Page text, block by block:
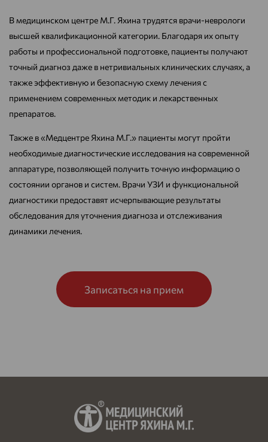
В медицинском центре М.Г. Яхина трудятся врачи-неврологи
высшей квалификационной категории. Благодаря их опыту
работы и профессиональной подготовке, пациенты получают
точный диагноз даже в нетривиальных клинических случаях, а
также эффективную и безопасную схему лечения с
применением современных методик и лекарственных
препаратов.
Также в «Медцентре Яхина М.Г.» пациенты могут пройти
необходимые диагностические исследования на современной
аппаратуре, позволяющей получить точную информацию о
состоянии органов и систем. Врачи УЗИ и функциональной
диагностики предоставят исчерпывающие результаты
обследования для уточнения диагноза и отслеживания
динамики лечения.
Записаться на прием